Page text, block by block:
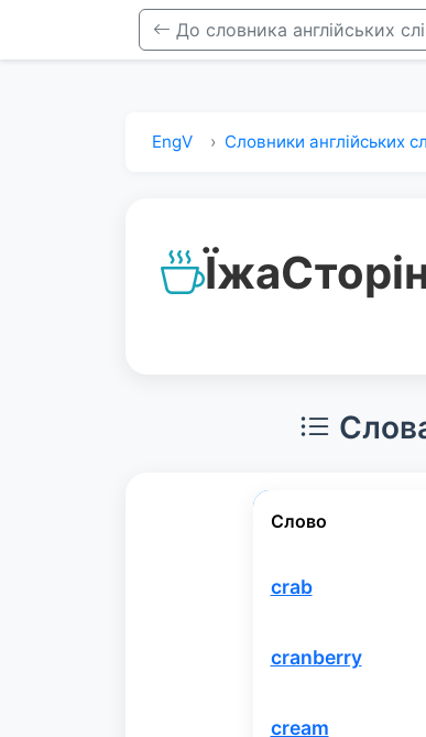
До словника англійських
EngV Словники англійських
Їжа
Слово
crab
cranberry
cream